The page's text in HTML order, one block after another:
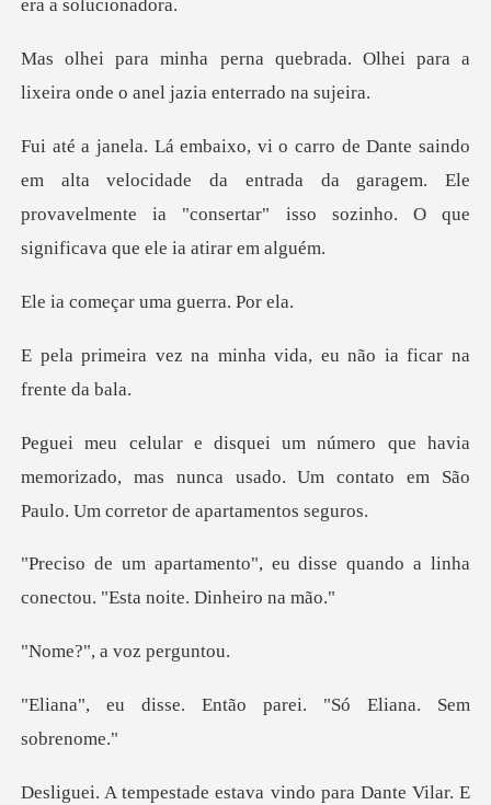
ada. Olhei para a
lixeira onde o
velocidade da entrada da garagem. Ele
provavelmente ia "consert
çar uma gue
minha vida, eu não ia f
ia
memorizado, mas nunca usado. Um contato em
disse quando a linha
conectou.
a voz p
Então parei. "Só Eli
va vindo para Dante Vilar. E